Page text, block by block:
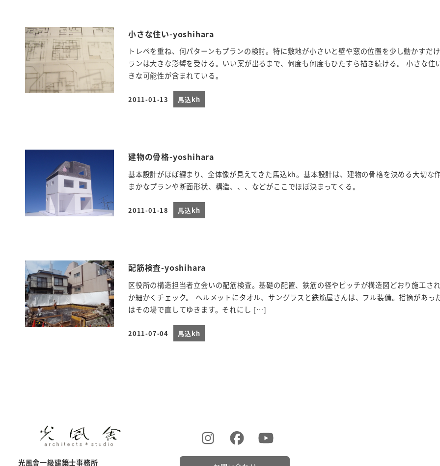
小さな住い-yoshihara
トレペを重ね、何パターンもプランの検討。特に敷地が小さいと壁や窓の位置を少し動かすだ
ランは大きな影響を受ける。いい案が出るまで、何度も何度もひたすら描き続ける。 小さな住
きな可能性が含まれている。
投稿日
2011-01-13 馬込kh
建物の骨格-yoshihara
基本設計がほぼ纏まり、全体像が見えてきた馬込kh。基本設計は、建物の骨格を決める大切な
まかなプランや断面形状、構造、、、などがここでほぼ決まってくる。
投稿日
2011-01-18 馬込kh
配筋検査-yoshihara
区役所の構造担当者立会いの配筋検査。基礎の配置、鉄筋の径やピッチが構造図どおり施工さ
か細かくチェック。 ヘルメットにタオル、サングラスと鉄筋屋さんは、フル装備。指摘があっ
はその場で直してゆきます。それにし […]
投稿日
2011-07-04 馬込kh
光風舎一級建築士事務所